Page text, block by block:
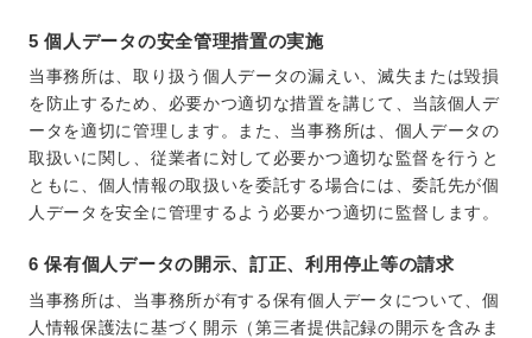
5 個人データの安全管理措置の実施
当事務所は、取り扱う個人データの漏えい、滅失または毀損
を防止するため、必要かつ適切な措置を講じて、当該個人デ
ータを適切に管理します。また、当事務所は、個人データの
取扱いに関し、従業者に対して必要かつ適切な監督を行うと
ともに、個人情報の取扱いを委託する場合には、委託先が個
人データを安全に管理するよう必要かつ適切に監督します。
6 保有個人データの開示、訂正、利用停止等の請求
当事務所は、当事務所が有する保有個人データについて、個
人情報保護法に基づく開示（第三者提供記録の開示を含みま